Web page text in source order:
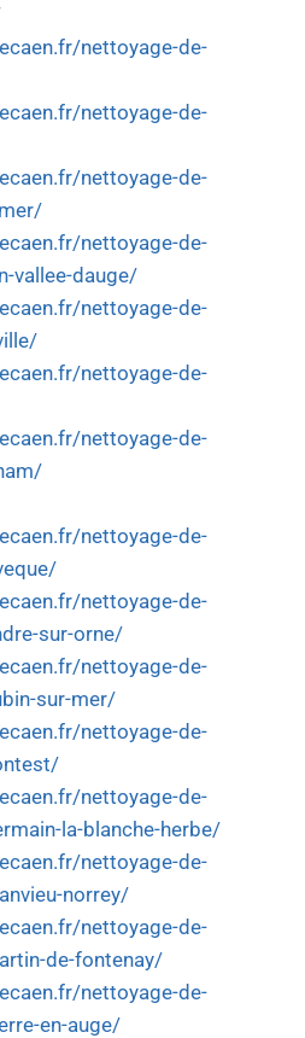
nettoyage-de-
nettoyage-de-
nettoyage-de-
nettoyage-de-
vallee-dauge/
nettoyage-de-
nettoyage-de-
nettoyage-de-
nettoyage-de-
nettoyage-de-
sur-orne/
nettoyage-de-
sur-mer/
nettoyage-de-
nettoyage-de-
la-blanche-herbe/
nettoyage-de-
norrey/
nettoyage-de-
de-fontenay/
nettoyage-de-
en-auge/